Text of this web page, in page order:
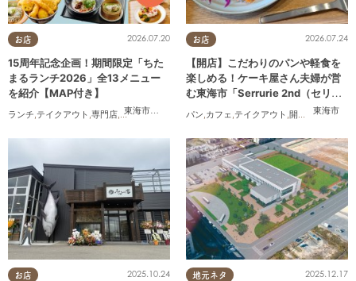
お店
東海市
,大府市 知多市,東浦町,半田市,常滑市,武豊町
2026.07.20
15周年記念企画！期間限定「ちた
まるランチ2026」全13メニュー
を紹介【MAP付き】
ランチ,テイクアウト ,専門店,ちたまるスタイル掲載店,まとめ記事,家族, カップル,おひと
お店
東海市
2026.07.24
【開店】こだわりのパンや軽食を
楽しめる！ケーキ屋さん夫婦が営
む東海市「Serrurie 2nd（セリュ
リエ セカンド）」6/29(月)テスト
オープン
パン,カフェ,テイクアウト ,開店 専門店,
お店 2025.10.24 地元ネタ 2025.12.17